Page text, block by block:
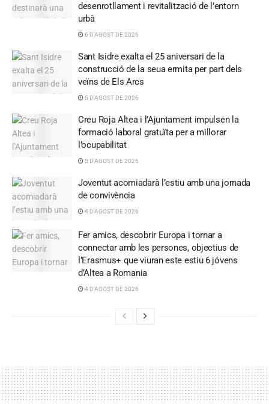
desenrotllament i revitalització de l’entorn
urbà
6 D'AGOST DE 2026
Sant Isidre exalta el 25 aniversari de la
construcció de la seua ermita per part dels
veïns de Els Arcs
5 D'AGOST DE 2026
Creu Roja Altea i l’Ajuntament impulsen la
formació laboral gratuïta per a millorar
l’ocupabilitat
5 D'AGOST DE 2026
Joventut acomiadarà l’estiu amb una jornada
de convivència
4 D'AGOST DE 2026
Fer amics, descobrir Europa i tornar a
connectar amb les persones, objectius de
l’Erasmus+ que viuran este estiu 6 jóvens
d’Altea a Romania
4 D'AGOST DE 2026